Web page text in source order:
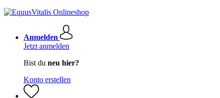
Anmelden
Jetzt anmelden
Bist du neu hier?
Konto erstellen